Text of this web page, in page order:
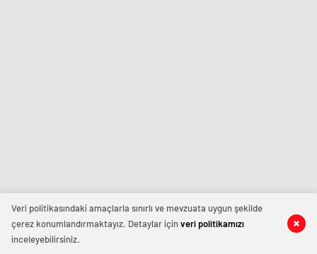
Veri politikasındaki amaçlarla sınırlı ve mevzuata uygun şekilde
çerez konumlandırmaktayız. Detaylar içinveri politikamızı
inceleyebilirsiniz.